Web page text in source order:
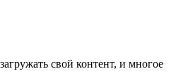
свой контент, и многое